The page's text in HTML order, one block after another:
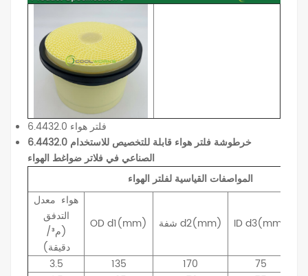
6.4432.0 فلتر هواء
6.4432.0 خرطوشة فلتر هواء قابلة للتخصيص للاستخدام
الصناعي في فلاتر ضواغط الهواء
المواصفات القياسية لفلتر الهواء
هواء معدل
التدفق
(م³/
دقيقة)
ODd1(mm) شفة d2(mm) IDd3(mm)
3.5 135 170
75